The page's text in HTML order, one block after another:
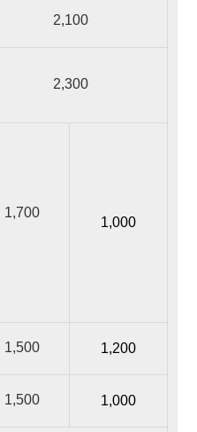
2,100
2,300
1,700
1,000
1,500 1,200
1,500 1,000